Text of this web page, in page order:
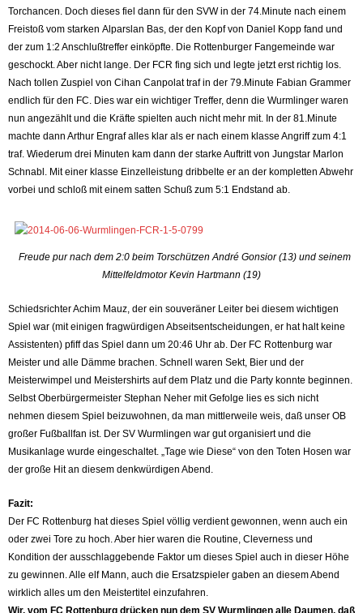
Torchancen. Doch dieses fiel dann für den SVW in der 74.Minute nach einem
Freistoß vom starken Alparslan Bas, der den Kopf von Daniel Kopp fand und
der zum 1:2 Anschlußtreffer einköpfte. Die Rottenburger Fangemeinde war
geschockt. Aber nicht lange. Der FCR fing sich und legte jetzt erst richtig los.
Nach tollen Zuspiel von Cihan Canpolat traf in der 79.Minute Fabian Grammer
endlich für den FC. Dies war ein wichtiger Treffer, denn die Wurmlinger waren
nun angezählt und die Kräfte spielten auch nicht mehr mit. In der 81.Minute
machte dann Arthur Engraf alles klar als er nach einem klasse Angriff zum 4:1
traf. Wiederum drei Minuten kam dann der starke Auftritt von Jungstar Marlon
Schnabl. Mit einer klasse Einzelleistung dribbelte er an der kompletten Abwehr
vorbei und schloß mit einem satten Schuß zum 5:1 Endstand ab.
Freude pur nach dem 2:0 beim Torschützen André Gonsior (13) und seinem
Mittelfeldmotor Kevin Hartmann (19)
Schiedsrichter Achim Mauz , der ein souveräner Leiter bei diesem wichtigen
Spiel war (mit einigen fragwürdigen Abseitsentscheidungen, er hat halt keine
Assistenten) pfiff das Spiel dann um 20:46 Uhr ab. Der FC Rottenburg war
Meister und alle Dämme brachen. Schnell waren Sekt, Bier und der
Meisterwimpel und Meistershirts auf dem Platz und die Party konnte beginnen.
Selbst Oberbürgermeister Stephan Neher mit Gefolge lies es sich nicht
nehmen diesem Spiel beizuwohnen, da man mittlerweile weis, daß unser OB
großer Fußballfan ist. Der SV Wurmlingen war gut organisiert und die
Musikanlage wurde eingeschaltet. „Tage wie Diese“ von den Toten Hosen war
der große Hit an diesem denkwürdigen Abend.
Fazit:
Der FC Rottenburg hat dieses Spiel völlig verdient gewonnen, wenn auch ein
oder zwei Tore zu hoch. Aber hier waren die Routine, Cleverness und
Kondition der ausschlaggebende Faktor um dieses Spiel auch in dieser Höhe
zu gewinnen. Alle elf Mann, auch die Ersatzspieler gaben an diesem Abend
wirklich alles um den Meistertitel einzufahren.
Wir, vom FC Rottenburg drücken nun dem SV Wurmlingen alle Daumen, daß